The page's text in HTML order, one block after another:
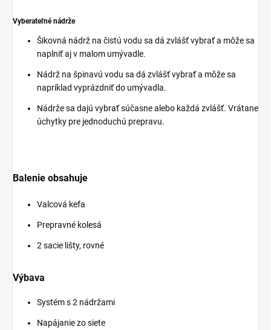
Vyberateľné nádrže
Šikovná nádrž na čistú vodu sa dá zvlášť vybrať a môže sa
naplniť aj v malom umývadle.
Nádrž na špinavú vodu sa dá zvlášť vybrať a môže sa
napríklad vyprázdniť do umývadla.
Nádrže sa dajú vybrať súčasne alebo každá zvlášť. Vrátane
úchytky pre jednoduchú prepravu.
Balenie obsahuje
Valcová kefa
Prepravné kolesá
2 sacie lišty, rovné
Výbava
Systém s 2 nádržami
Napájanie zo siete